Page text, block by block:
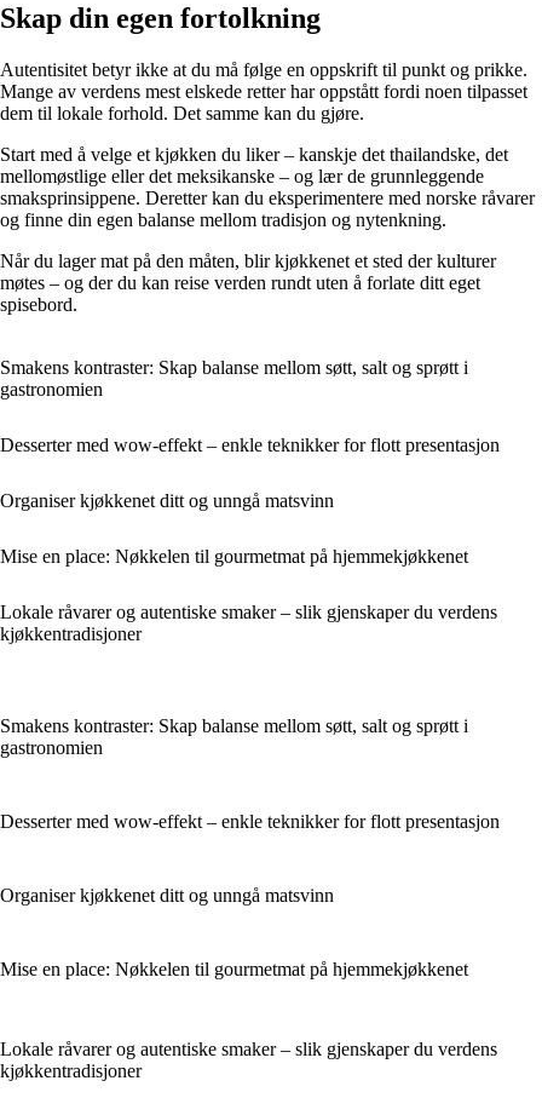
Skap din egen fortolkning
Autentisitet betyr ikke at du må følge en oppskrift til punkt og prikke.
Mange av verdens mest elskede retter har oppstått fordi noen tilpasset
dem til lokale forhold. Det samme kan du gjøre.
Start med å velge et kjøkken du liker – kanskje det thailandske, det
mellomøstlige eller det meksikanske – og lær de grunnleggende
smaksprinsippene. Deretter kan du eksperimentere med norske råvarer
og finne din egen balanse mellom tradisjon og nytenkning.
Når du lager mat på den måten, blir kjøkkenet et sted der kulturer
møtes – og der du kan reise verden rundt uten å forlate ditt eget
spisebord.
Smakens kontraster: Skap balanse mellom søtt, salt og sprøtt i
gastronomien
Desserter med wow-effekt – enkle teknikker for flott presentasjon
Organiser kjøkkenet ditt og unngå matsvinn
Mise en place: Nøkkelen til gourmetmat på hjemmekjøkkenet
Lokale råvarer og autentiske smaker – slik gjenskaper du verdens
kjøkkentradisjoner
Smakens kontraster: Skap balanse mellom søtt, salt og sprøtt i
gastronomien
Desserter med wow-effekt – enkle teknikker for flott presentasjon
Organiser kjøkkenet ditt og unngå matsvinn
Mise en place: Nøkkelen til gourmetmat på hjemmekjøkkenet
Lokale råvarer og autentiske smaker – slik gjenskaper du verdens
kjøkkentradisjoner